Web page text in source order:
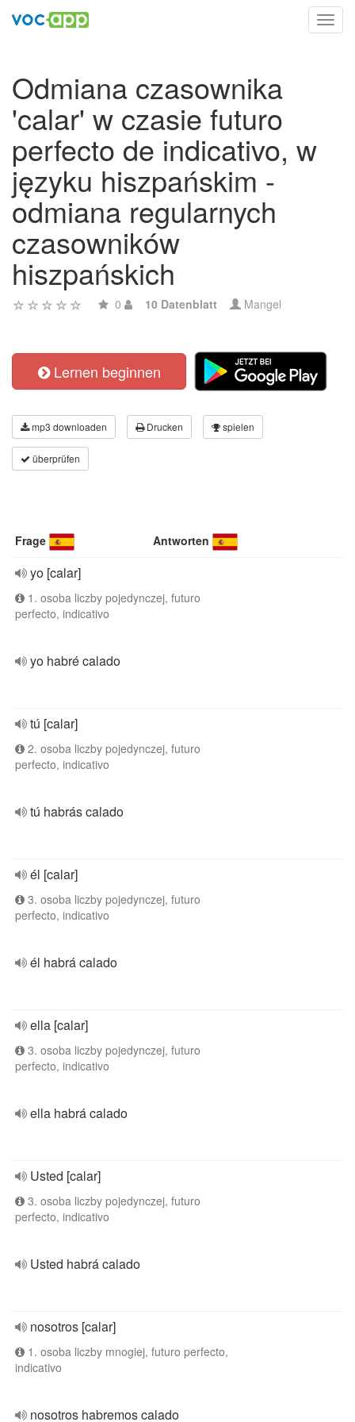
Odmiana czasownika
'calar' w czasie futuro
perfecto de indicativo, w
języku hiszpańskim -
odmiana regularnych
czasowników
hiszpańskich
0 10 Datenblatt Mangel
Lernen beginnen
mp3 downloaden Drucken spielen
überprüfen
Frage Antworten
yo [calar]
1. osoba liczby pojedynczej, futuro
perfecto, indicativo
yo habré calado
tú [calar]
2. osoba liczby pojedynczej, futuro
perfecto, indicativo
tú habrás calado
él [calar]
3. osoba liczby pojedynczej, futuro
perfecto, indicativo
él habrá calado
ella [calar]
3. osoba liczby pojedynczej, futuro
perfecto, indicativo
ella habrá calado
Usted [calar]
3. osoba liczby pojedynczej, futuro
perfecto, indicativo
Usted habrá calado
nosotros [calar]
1. osoba liczby mnogiej, futuro perfecto,
indicativo
nosotros habremos calado